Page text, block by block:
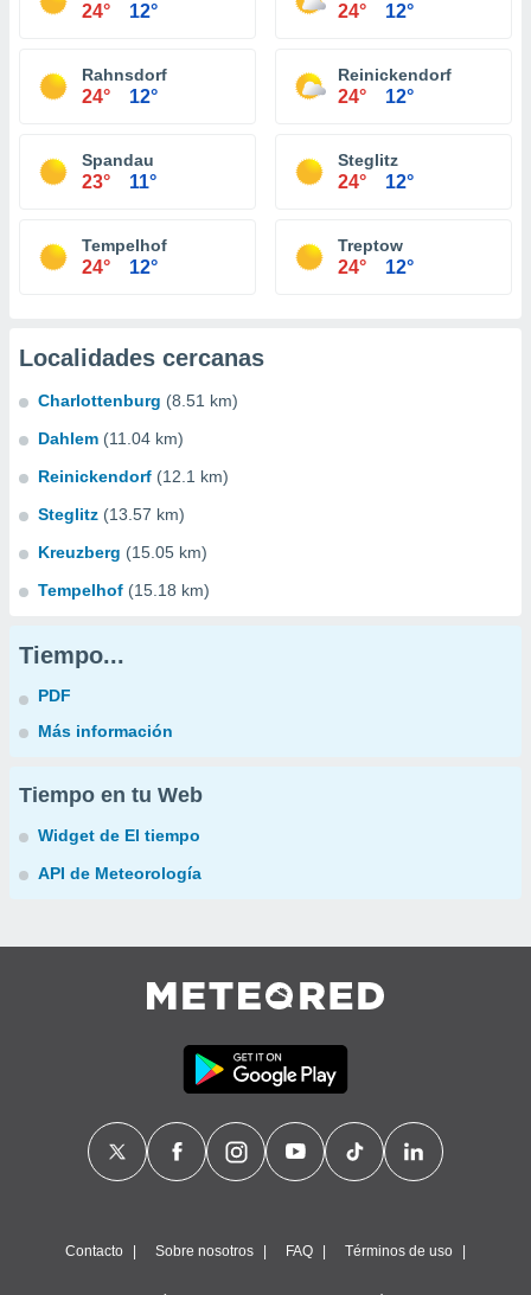
24° 12° 24° 12°
Rahnsdorf
24° 12°
Reinickendorf
24° 12°
Spandau
23° 11°
Steglitz
24° 12°
Tempelhof
24° 12°
Treptow
24° 12°
Localidades cercanas
Charlottenburg (8.51 km)
Dahlem (11.04 km)
Reinickendorf (12.1 km)
Steglitz (13.57 km)
Kreuzberg (15.05 km)
Tempelhof (15.18 km)
Tiempo...
PDF
Más información
Tiempo en tu Web
Widget de El tiempo
API de Meteorología
Contacto Sobre nosotros FAQ Términos de uso